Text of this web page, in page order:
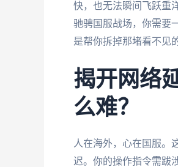
快，也无法瞬间飞跃重
驰骋国服战场，你需要
是帮你拆掉那堵看不见
揭开网络
么难？
人在海外，心在国服。
迟。你的操作指令需跋